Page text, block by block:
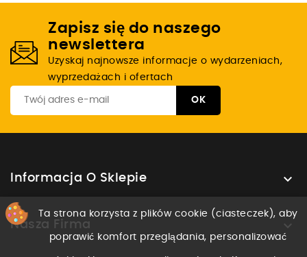
Zapisz się do naszego
newslettera
Uzyskaj najnowsze informacje o wydarzeniach,
wyprzedażach i ofertach
Informacja O Sklepie 
Nasza Firma 
Ta strona korzysta z plików cookie (ciasteczek), aby
poprawić komfort przeglądania, personalizować